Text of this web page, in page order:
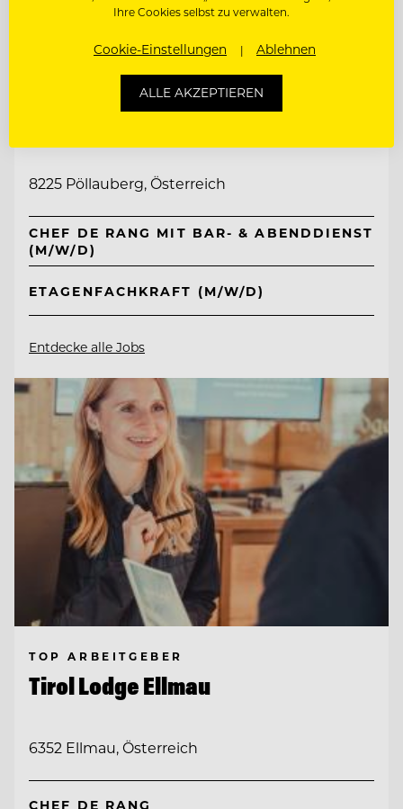
TOP ARBEITGEBER
Retter Bio-Natur-Resort
8225 Pöllauberg, Österreich
CHEF DE RANG MIT BAR- & ABENDDIENST
(M/W/D)
ETAGENFACHKRAFT (M/W/D)
Entdecke alle Jobs
TOP ARBEITGEBER
Tirol Lodge Ellmau
6352 Ellmau, Österreich
CHEF DE RANG
Ihre Cookies selbst zu verwalten.
Cookie-Einstellungen Ablehnen
ALLE AKZEPTIEREN